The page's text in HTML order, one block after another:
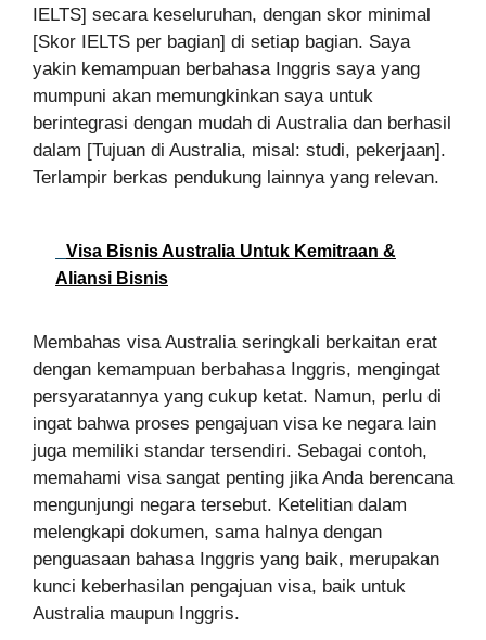
IELTS] secara keseluruhan, dengan skor minimal
[Skor IELTS per bagian] di setiap bagian. Saya
yakin kemampuan berbahasa Inggris saya yang
mumpuni akan memungkinkan saya untuk
berintegrasi dengan mudah di Australia dan berhasil
dalam [Tujuan di Australia, misal: studi, pekerjaan].
Terlampir berkas pendukung lainnya yang relevan.
Visa Bisnis Australia Untuk Kemitraan &
Aliansi Bisnis
Membahas visa Australia seringkali berkaitan erat
dengan kemampuan berbahasa Inggris, mengingat
persyaratannya yang cukup ketat. Namun, perlu di
ingat bahwa proses pengajuan visa ke negara lain
juga memiliki standar tersendiri. Sebagai contoh,
memahami visa sangat penting jika Anda berencana
mengunjungi negara tersebut. Ketelitian dalam
melengkapi dokumen, sama halnya dengan
penguasaan bahasa Inggris yang baik, merupakan
kunci keberhasilan pengajuan visa, baik untuk
Australia maupun Inggris.